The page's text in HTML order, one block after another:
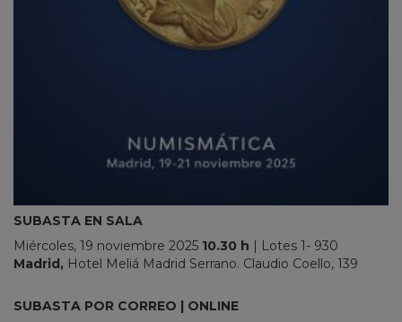
SUBASTA EN SALA
Miércoles, 19 noviembre 2025 10.30 h
| Lotes 1- 930
Madrid, Hotel Meliá Madrid Serrano. Claudio Coello, 139
SUBASTA POR CORREO | ONLINE